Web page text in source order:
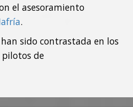
el asesoramiento
.
sido contrastada en los
pilotos de